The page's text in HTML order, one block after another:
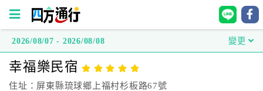
方
通
2026/08/07 - 2026/08/08 變更
幸福樂民宿
住址：屏東縣琉球鄉上福村杉板路67號